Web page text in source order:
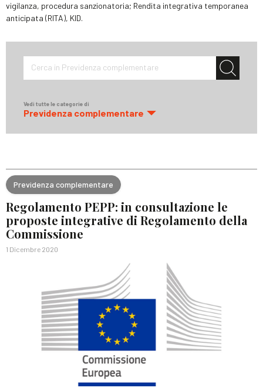
vigilanza, procedura sanzionatoria; Rendita integrativa temporanea
anticipata (RITA), KID.
Cerca in Previdenza complementare
Vedi tutte le categorie di
Previdenza complementare
Previdenza complementare
Regolamento PEPP: in consultazione le
proposte integrative di Regolamento della
Commissione
1 Dicembre 2020